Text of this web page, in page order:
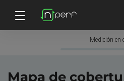
Medición en
Mapa de